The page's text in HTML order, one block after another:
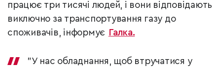
працює три тисячі людей, і вони відповідають
виключно за транспортування газу до
споживачів, інформує
Галка.
"У нас обладнання, щоб втручатися у